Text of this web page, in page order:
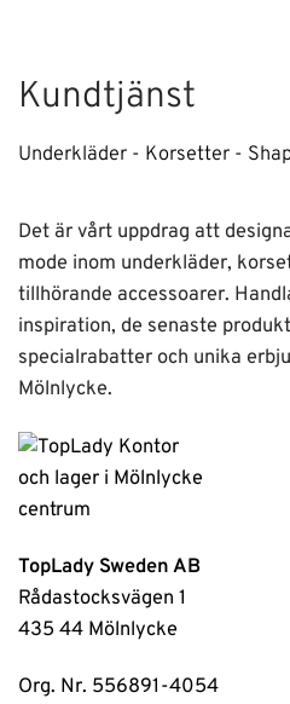
Kundtjänst
Underkläder - Korsetter -
Det är vårt uppdrag att
mode inom underkläder,
tillhörande accessoarer.
inspiration, de senaste
specialrabatter och unika
Mölnlycke.
TopLady Sweden AB
Rådastocksvägen 1
435 44 Mölnlycke
Org. Nr. 556891-4054